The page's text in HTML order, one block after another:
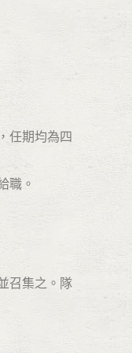
任期均為四
職。
召集之。隊